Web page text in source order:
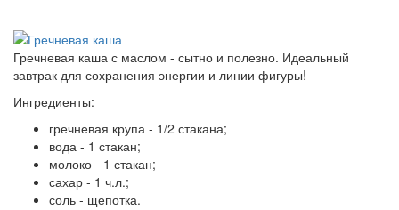
Гречневая каша с маслом - сытно и полезно. Идеальный
завтрак для сохранения энергии и линии фигуры!
Ингредиенты:
гречневая крупа - 1/2 стакана;
вода - 1 стакан;
молоко - 1 стакан;
сахар - 1 ч.л.;
соль - щепотка.